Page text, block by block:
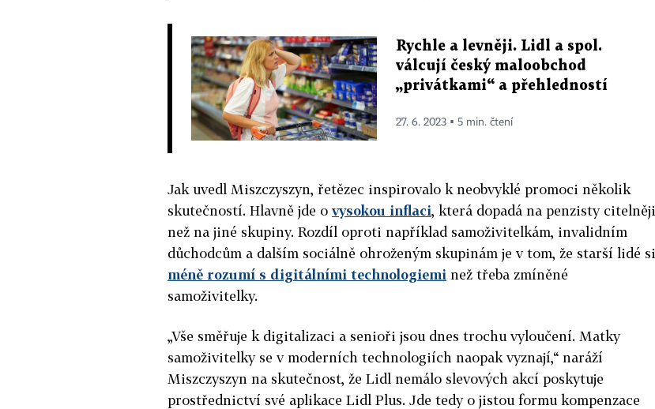
Rychle a levněji. Lidl a spol.
válcují český maloobchod
„privátkami“ a přehledností
27. 6. 2023 ▪ 5 min. čtení
Jak uvedl Miszczyszyn, řetězec inspirovalo k neobvyklé promoci několik
skutečností. Hlavně jde ovysokou inflaci, která dopadá na penzisty citelněji
než na jiné skupiny. Rozdíl oproti například samoživitelkám, invalidním
důchodcům a dalším sociálně ohroženým skupinám je v tom, že starší lidé si
méně rozumí s digitálními technologiemi než třeba zmíněné
samoživitelky.
„Vše směřuje k digitalizaci a senioři jsou dnes trochu vyloučení. Matky
samoživitelky se v moderních technologiích naopak vyznají,“ naráží
Miszczyszyn na skutečnost, že Lidl nemálo slevových akcí poskytuje
prostřednictví své aplikace Lidl Plus. Jde tedy o jistou formu kompenzace